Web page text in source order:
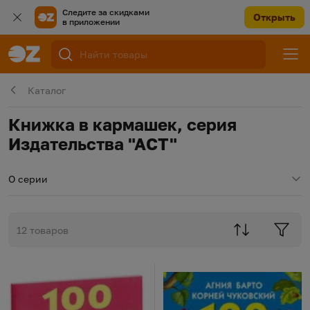
Следите за скидками
в приложении
Открыть
Каталог
Книжка в кармашек, серия
Издательства "АСТ"
О серии
12 товаров